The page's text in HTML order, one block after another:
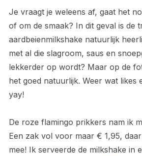
Je vraagt je weleens af, gaat het
of om de smaak? In dit geval is de
aardbeienmilkshake natuurlijk
met al die slagroom, saus en
lekkerder op wordt? Maar op de
het goed natuurlijk. Weer wat likes
yay!
De roze flamingo prikkers nam ik
Een zak vol voor maar € 1,95,
mee! Ik serveerde de milkshake in